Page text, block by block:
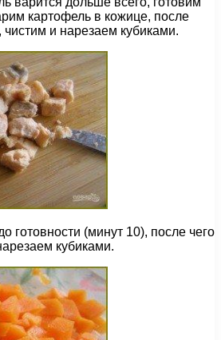
картофель в кожице, после
чистим и нарезаем кубиками.
готовности (минут 10), после чего
кубиками.